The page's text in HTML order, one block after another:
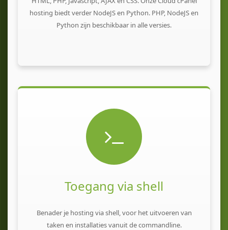
hosting biedt verder NodeJS en Python. PHP, NodeJS en
Python zijn beschikbaar in alle versies.
Toegang via shell
Benader je hosting via shell, voor het uitvoeren van
taken en installaties vanuit de commandline.